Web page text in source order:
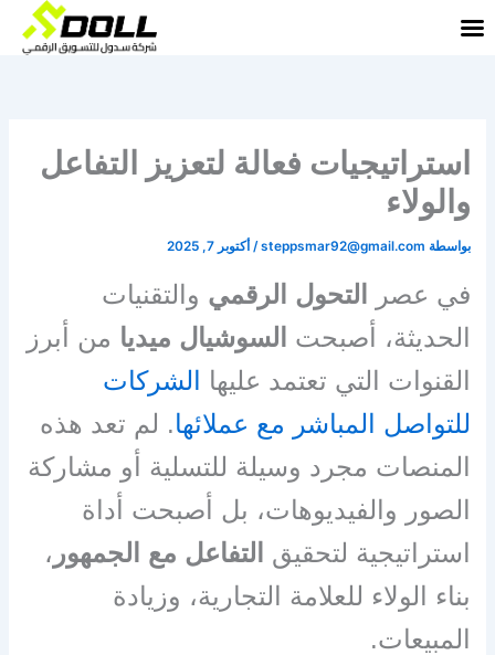
إلى
استراتيجيات فعالة لتعزيز التفاعل
والولاء
بواسطة steppsmar92@gmail.com
/ أكتوبر 7, 2025
في عصر التحول الرقمي والتقنيات
الحديثة، أصبحت السوشيال ميديا من أبرز
القنوات التي تعتمد عليها الشركات
للتواصل المباشر مع عملائها. لم تعد هذه
المنصات مجرد وسيلة للتسلية أو مشاركة
الصور والفيديوهات، بل أصبحت أداة
استراتيجية لتحقيق التفاعل مع الجمهور ،
بناء الولاء للعلامة التجارية، وزيادة
المبيعات.